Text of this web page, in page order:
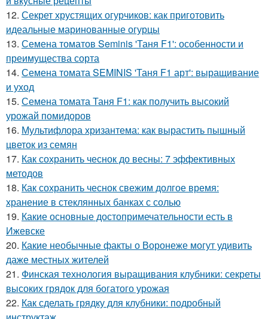
12. Секрет хрустящих огурчиков: как приготовить
идеальные маринованные огурцы
13. Семена томатов Seminis 'Таня F1': особенности и
преимущества сорта
14. Семена томата SEMINIS 'Таня F1 арт': выращивание
и уход
15. Семена томата Таня F1: как получить высокий
урожай помидоров
16. Мультифлора хризантема: как вырастить пышный
цветок из семян
17. Как сохранить чеснок до весны: 7 эффективных
методов
18. Как сохранить чеснок свежим долгое время:
хранение в стеклянных банках с солью
19. Какие основные достопримечательности есть в
Ижевске
20. Какие необычные факты о Воронеже могут удивить
даже местных жителей
21. Финская технология выращивания клубники: секреты
высоких грядок для богатого урожая
22. Как сделать грядку для клубники: подробный